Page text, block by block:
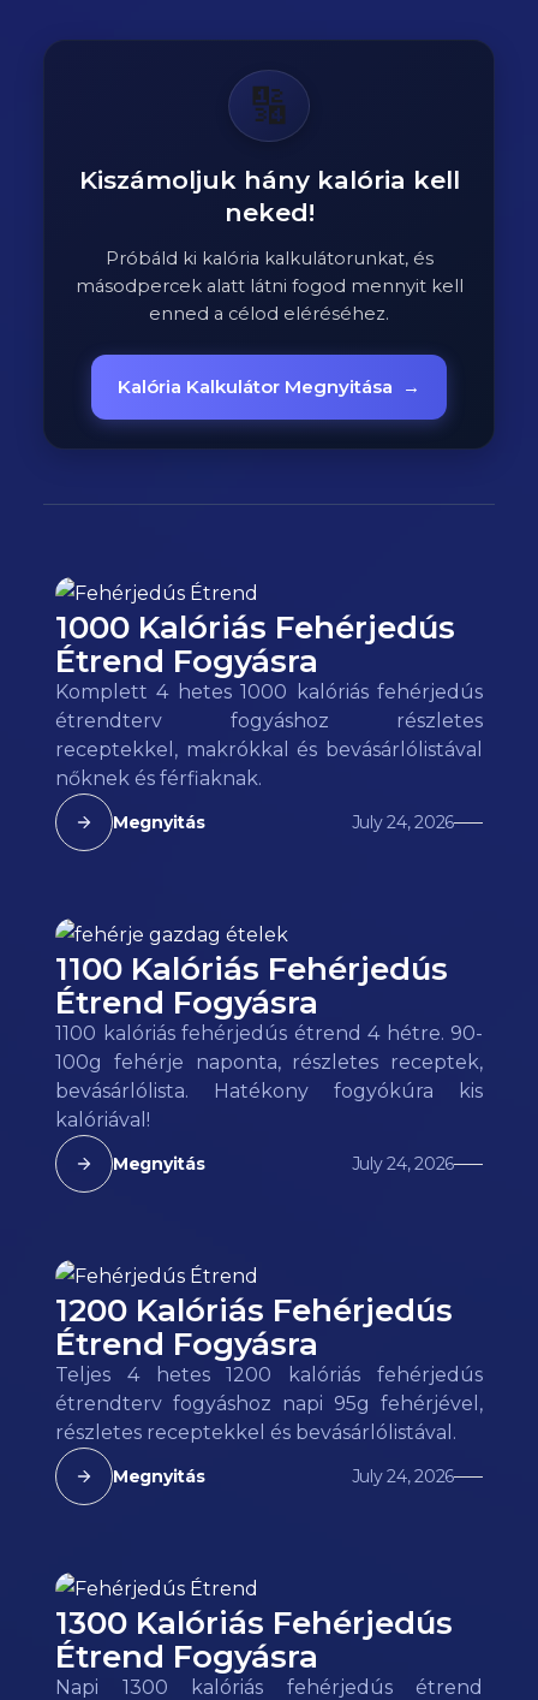
🔢
Kiszámoljuk hány kalória kell
neked!
Próbáld ki kalória kalkulátorunkat, és
másodpercek alatt látni fogod mennyit kell
enned a célod eléréséhez.
Kalória Kalkulátor Megnyitása →
1000 Kalóriás Fehérjedús
Étrend Fogyásra
Komplett 4 hetes 1000 kalóriás fehérjedús
étrendterv fogyáshoz részletes
receptekkel, makrókkal és bevásárlólistával
nőknek és férfiaknak.
Megnyitás July 24, 2026
1100 Kalóriás Fehérjedús
Étrend Fogyásra
1100 kalóriás fehérjedús étrend 4 hétre. 90-
100g fehérje naponta, részletes receptek,
bevásárlólista. Hatékony fogyókúra kis
kalóriával!
Megnyitás July 24, 2026
1200 Kalóriás Fehérjedús
Étrend Fogyásra
Teljes 4 hetes 1200 kalóriás fehérjedús
étrendterv fogyáshoz napi 95g fehérjével,
részletes receptekkel és bevásárlólistával.
Megnyitás July 24, 2026
1300 Kalóriás Fehérjedús
Étrend Fogyásra
Napi 1300 kalóriás fehérjedús étrend